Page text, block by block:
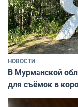
НОВОСТИ
В Мурманской
для съёмок в